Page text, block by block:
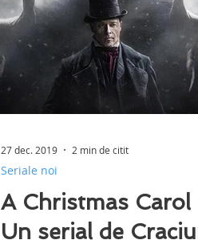
A Christmas
Un serial de
Seriale noi
27 dec. 2019 2 min de citit